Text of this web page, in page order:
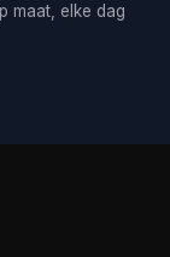
maat, elke dag